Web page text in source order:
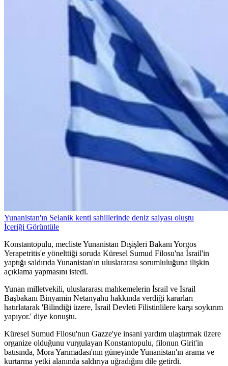
Yunanistan'ın Selanik kenti sahillerinde deniz salyası oluştu
İçeriği Görüntüle
Konstantopulu, mecliste Yunanistan Dışişleri Bakanı Yorgos
Yerapetritis'e yönelttiği soruda Küresel Sumud Filosu'na İsrail'in
yaptığı saldırıda Yunanistan'ın uluslararası sorumluluğuna ilişkin
açıklama yapmasını istedi.
Yunan milletvekili, uluslararası mahkemelerin İsrail ve İsrail
Başbakanı Binyamin Netanyahu hakkında verdiği kararları
hatırlatarak 'Bilindiği üzere, İsrail Devleti Filistinlilere karşı soykırım
yapıyor.' diye konuştu.
Küresel Sumud Filosu'nun Gazze'ye insani yardım ulaştırmak üzere
organize olduğunu vurgulayan Konstantopulu, filonun Girit'in
batısında, Mora Yarımadası'nın güneyinde Yunanistan'ın arama ve
kurtarma yetki alanında saldırıya uğradığını dile getirdi.